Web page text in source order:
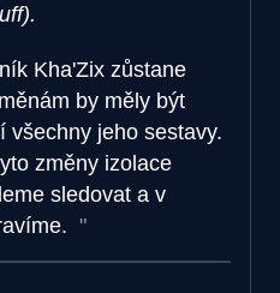
Kha'Zix zůstane
by měly být
všechny jeho sestavy.
změny izolace
sledovat a v